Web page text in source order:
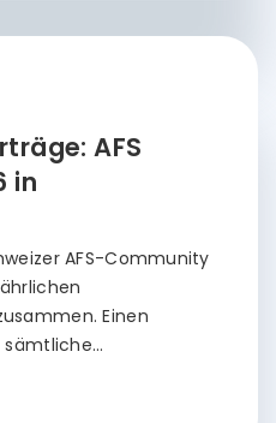
AFS
in
AFS-Community
Einen
sämtliche…